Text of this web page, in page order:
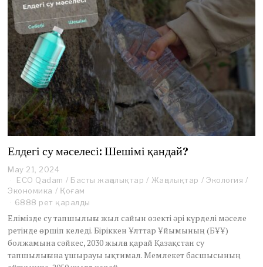
Елдегі су мәселесі: Шешімі қандай?
May 21, 2024
o
v
e
b
e
r
1
2
ECO Qadam / Басты жаңалықтар / Жаңалықтар / Экология /
Экономика / Қоғам
6888 рет қаралды
Елімізде су тапшылығы жыл сайын өзекті әрі күрделі мәселе
ретінде өршіп келеді. Біріккен Ұлттар Ұйымының (БҰҰ)
болжамына сәйкес, 2030 жылға қарай Қазақстан су
тапшылығына ұшырауы ықтимал. Мемлекет басшысының